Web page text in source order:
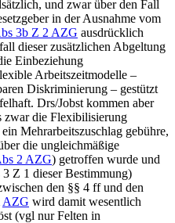
und zwar über den Fall
in der Ausnahme vom
3b Z 2 AZG ausdrücklich
dieser zusätzlichen Abgeltung
Einbeziehung
Arbeitszeitmodelle –
Diskriminierung – gestützt
Drs/Jobst kommen aber
zwar die Flexibilisierung
Mehrarbeitszuschlag gebühre,
die ungleichmäßige
2 AZG) getroffen wurde und
Z 1 dieser Bestimmung)
den §§ 4 ff und den
AZG wird damit wesentlich
(vgl nurFelten in